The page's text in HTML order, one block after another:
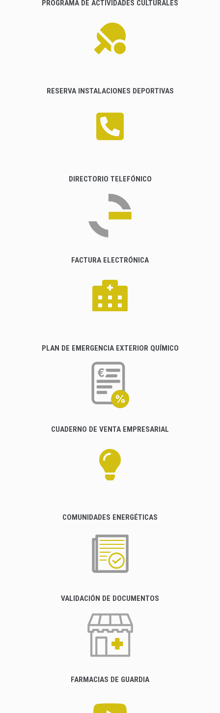
PROGRAMA DE ACTIVIDADES CULTURALES
RESERVA INSTALACIONES DEPORTIVAS
DIRECTORIO TELEFÓNICO
FACTURA ELECTRÓNICA
PLAN DE EMERGENCIA EXTERIOR QUÍMICO
CUADERNO DE VENTA EMPRESARIAL
COMUNIDADES ENERGÉTICAS
VALIDACIÓN DE DOCUMENTOS
FARMACIAS DE GUARDIA